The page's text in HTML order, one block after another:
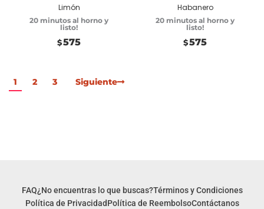
Limón
20 minutos al horno y
listo!
$575
Habanero
20 minutos al horno y
listo!
$575
1 2 3 Siguiente
FAQ¿No encuentras lo que buscas?Términos y Condiciones
Política de PrivacidadPolítica de ReembolsoContáctanos